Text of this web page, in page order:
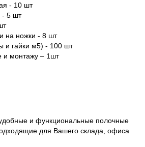
- 10 шт
- 5 шт
на ножки - 8 шт
и гайки м5) - 100 шт
и монтажу – 1шт
и функциональные полочные
для Вашего склада, офиса